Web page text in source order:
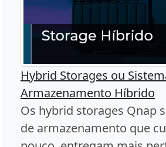
Hybrid Storages ou
Armazenamento Híbrido
Os hybrid storages Qnap
de armazenamento que